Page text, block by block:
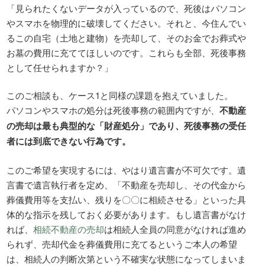
「見られたくないデータが入っているので、死後はパソコン
やスマホを物理的に破壊してください。それと、今住んでい
るこの自宅（土地と建物）を売却して、そのお金でお葬式や
お墓の費用に充ててほしいのです。これらも全部、死後事務
として任せられますか？」
このご相談も、ケース1と同様の課題を抱えていました。
パソコンやスマホの処分は死後事務の範囲内ですが、不動産
の売却は最も典型的な「財産処分」であり、死後事務の受任
者には到底できない行為です。
このご希望を実現するには、やはり遺言書が不可欠です。遺
言書で遺言執行者を定め、「不動産を売却し、その代金から
葬儀費用等を支払い、残りを〇〇に相続させる」といった具
体的な指示を残しておく必要があります。もし遺言書がなけ
れば、相続不動産の売却は相続人全員の同意がなければ進め
られず、売却代金を葬儀費用に充てるというご本人の希望
は、相続人の判断次第という不確実な状態になってしまいま